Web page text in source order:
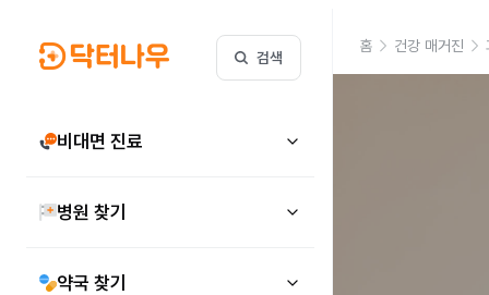
검색
비대면 진료
병원 찾기
약국 찾기
홈 건강 매거진